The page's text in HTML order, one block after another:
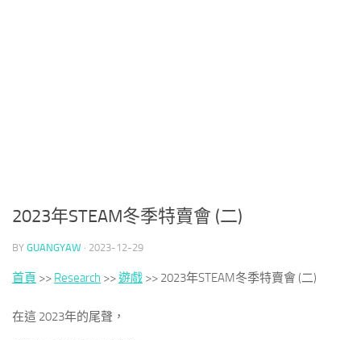
2023年STEAM冬季特賣會 (二)
BY GUANGYAW · 2023-12-29
首頁 >> Research >>遊戲 >> 2023年STEAM冬季特賣會 (二)
在這 2023年的尾聲，